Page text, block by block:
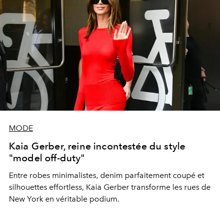
MODE
Kaia Gerber, reine incontestée du style
"model off-duty"
Entre robes minimalistes, denim parfaitement coupé et
silhouettes effortless, Kaia Gerber transforme les rues de
New York en véritable podium.